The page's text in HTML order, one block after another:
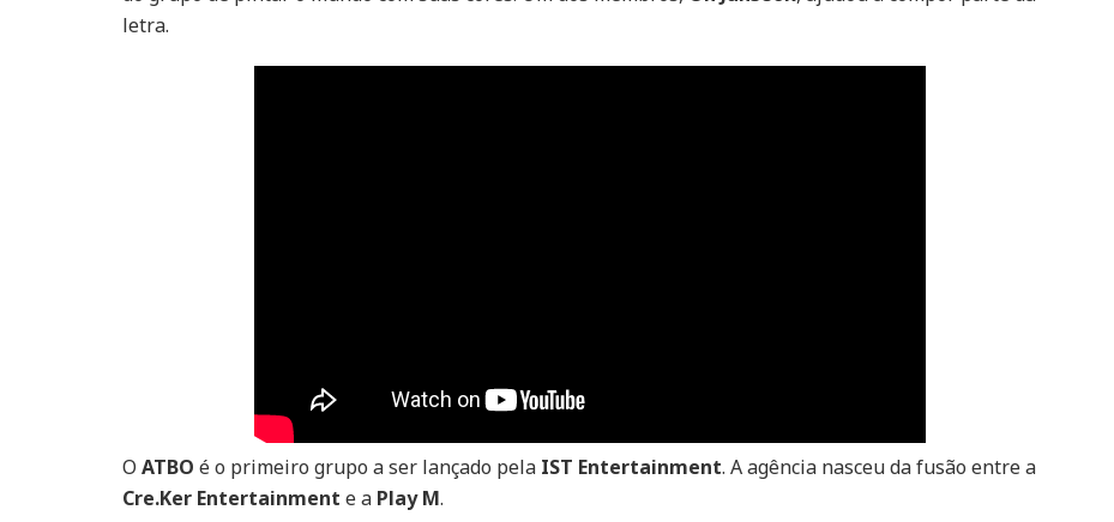
single
letra.
O ATBO é o primeiro grupo a ser lançado pela IST Entertainment. A agência nasceu da fusão entre a
Cre.Ker Entertainment e a Play M.